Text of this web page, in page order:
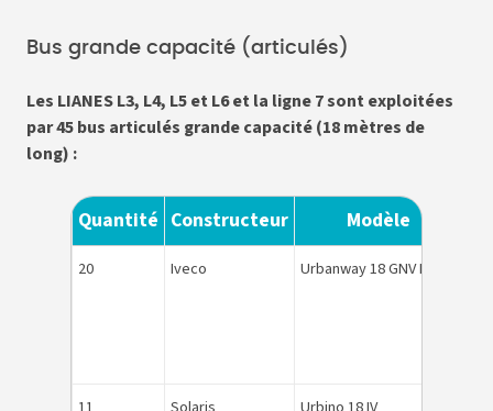
Bus grande capacité (articulés)
Les LIANES L3, L4, L5 et L6 et la ligne 7 sont exploitées
par 45 bus articulés grande capacité (18 mètres de
long) :
Quantité Constructeur Modèle
20 Iveco Urbanway 18 GNV BHNS